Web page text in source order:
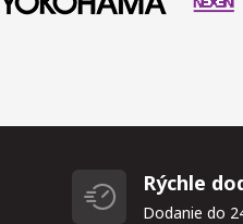
Rýchle
Dodanie do